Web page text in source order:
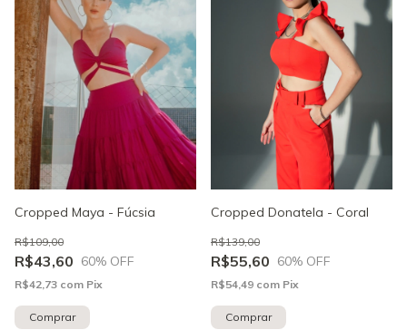
Cropped Maya - Fúcsia
R$43,60
R$109,00
60% OFF
R$42,73 com Pix
Comprar
Cropped Donatela - Coral
R$55,60
R$139,00
60% OFF
R$54,49 com Pix
Comprar